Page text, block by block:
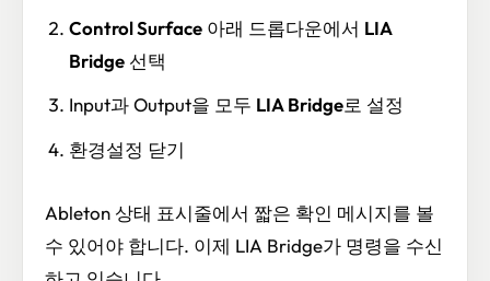
Control Surface아래 드롭다운에서 LIA
Bridge선택
Input과 Output을 모두 LIA Bridge로 설정
환경설정 닫기
Ableton 상태 표시줄에서 짧은 확인 메시지를 볼
수 있어야 합니다. 이제 LIA Bridge가 명령을 수신